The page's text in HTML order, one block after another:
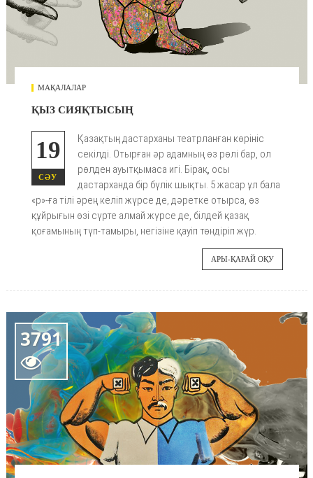
МАҚАЛАЛАР
ҚЫЗ СИЯҚТЫСЫҢ
19
СӘУ
Қазақтың дастарханы театрланған көрініс
секілді. Отырған әр адамның өз рөлі бар, ол
рөлден ауытқымаса игі. Бірақ, осы
дастарханда бір бүлік шықты. 5 жасар ұл бала
«р»-ға тілі әрең келіп жүрсе де, дәретке отырса, өз
құйрығын өзі сүрте алмай жүрсе де, білдей қазақ
қоғамының түп-тамыры, негізіне қауіп төндіріп жүр.
АРЫ-ҚАРАЙ ОҚУ
3791
